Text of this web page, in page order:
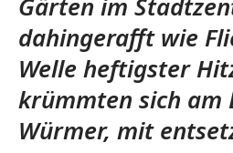
Gärten im
dahingerafft wie
Welle heftigster
krümmten sich am
Würmer, mit